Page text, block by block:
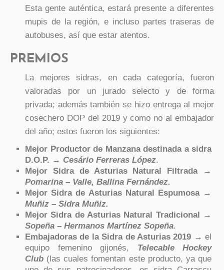
Esta gente auténtica, estará presente a diferentes
mupis de la región, e incluso partes traseras de
autobuses, así que estar atentos.
PREMIOS
La mejores sidras, en cada categoría, fueron
valoradas por un jurado selecto y de forma
privada; además también se hizo entrega al mejor
cosechero DOP del 2019 y como no al embajador
del año; estos fueron los siguientes:
Mejor Productor de Manzana destinada a sidra
D.O.P. → Cesário Ferreras López.
Mejor Sidra de Asturias Natural Filtrada→
Pomarina – Valle, Ballina Fernández.
Mejor Sidra de Asturias Natural Espumosa→
Muñiz – Sidra Muñiz.
Mejor Sidra de Asturias Natural Tradicional →
Sopeña – Hermanos Martínez Sopeña.
Embajadoras de la Sidra de Asturias 2019 → el
equipo femenino gijonés, Telecable Hockey
Club (las cuales fomentan este producto, ya que